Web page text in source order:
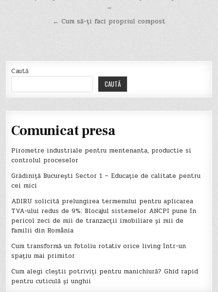
→
← Cum să-ți faci propriul compost
Caută
CAUTĂ
Comunicat presa
Pirometre industriale pentru mentenanta, productie si
controlul proceselor
Grădiniță București Sector 1 – Educație de calitate pentru
cei mici
ADIRU solicită prelungirea termenului pentru aplicarea
TVA-ului redus de 9%: Blocajul sistemelor ANCPI pune în
pericol zeci de mii de tranzacții imobiliare și mii de
familii din România
Cum transformă un fotoliu rotativ orice living într-un
spațiu mai primitor
Cum alegi cleștii potriviți pentru manichiură? Ghid rapid
pentru cuticulă și unghii